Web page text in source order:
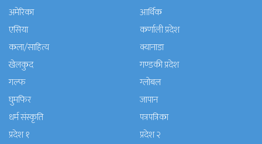
अमेरिका
आर्थिक
एसिया
कर्णाली प्रदेश
कला/साहित्य
क्यानाडा
खेलकुद
गण्डकी प्रदेश
गल्फ
ग्लोबल
घुमफिर
जापान
धर्म संस्कृति
पत्रपत्रिका
प्रदेश १
प्रदेश २